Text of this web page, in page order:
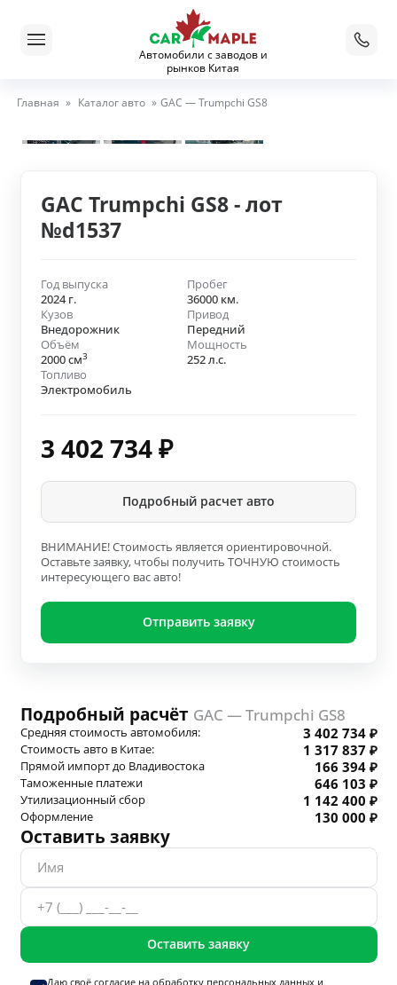
Автомобили с заводов и
рынков Китая
Главная » Каталог авто » GAC — Trumpchi GS8
GAC Trumpchi GS8 - лот
№d1537
Год выпуска
2024 г.
Пробег
36000 км.
Кузов
Внедорожник
Привод
Передний
Объём
2000 см3
Мощность
252 л.с.
Топливо
Электромобиль
3 402 734₽
Подробный расчет авто
ВНИМАНИЕ! Стоимость является ориентировочной.
Оставьте заявку, чтобы получить ТОЧНУЮ стоимость
интересующего вас авто!
Отправить заявку
Подробный расчёт GAC — Trumpchi GS8
Средняя стоимость автомобиля: 3 402 734 ₽
Стоимость авто в Китае: 1 317 837 ₽
Прямой импорт до Владивостока 166 394 ₽
Таможенные платежи 646 103 ₽
Утилизационный сбор 1 142 400 ₽
Оформление 130 000 ₽
Оставить заявку
Оставить заявку
Даю своё согласие на обработку персональных данныхи